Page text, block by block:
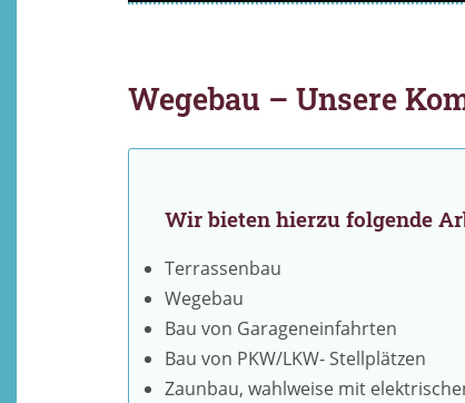
Wegebau – Unsere
Wir bieten hierzu folgende
Terrassenbau
Wegebau
Bau von Garageneinfahrten
Bau von PKW/LKW- Stellplätzen
Zaunbau, wahlweise mit